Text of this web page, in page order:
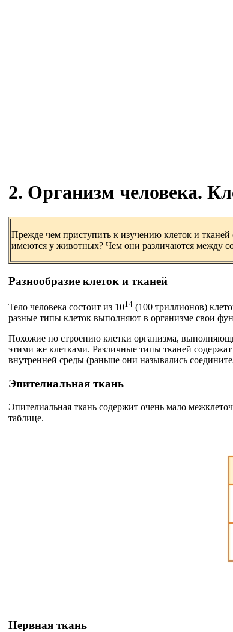
2. Организм человека.
Прежде чем приступить к изучению клеток и
имеются у животных? Чем они различаются между
Разнообразие клеток и тканей
Тело человека состоит из 1014 (100 триллионов)
разные типы клеток выполняют в организме свои
Похожие по строению клетки организма,
этими же клетками. Различные типы тканей
внутренней среды (раньше они назывались
Эпителиальная ткань
Эпителиальная ткань содержит очень мало
таблице.
Нервная ткань